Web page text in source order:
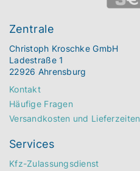
Zentrale
Christoph Kroschke GmbH
Ladestraße 1
22926 Ahrensburg
Kontakt
Häufige Fragen
Versandkosten und Lieferzeiten
Services
Kfz-Zulassungsdienst